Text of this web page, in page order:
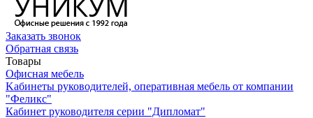
Заказать звонок
Обратная связь
Товары
Офисная мебель
Kабинеты руководителей, оперативная мебель от компании
"Феликс"
Кабинет руководителя серии "Дипломат"